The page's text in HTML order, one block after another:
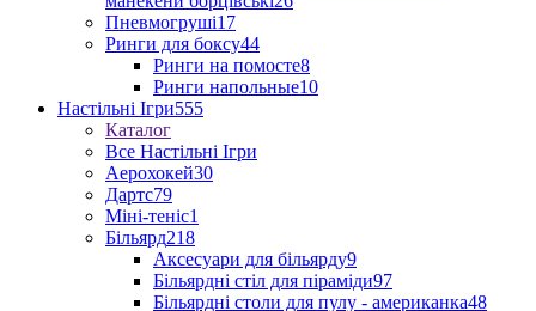
Пневмогруші17
Ринги для боксу44
Ринги на помосте8
Ринги напольные10
Настільні Ігри555
Каталог
Все Настільні Ігри
Аерохокей30
Дартс79
Міні-теніс1
Більярд218
Аксесуари для більярду9
Більярдні стіл для піраміди97
Більярдні столи для пулу - американка48